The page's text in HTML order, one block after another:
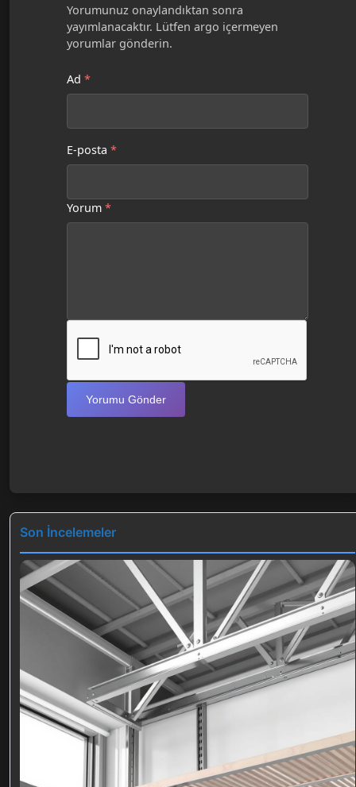
Yorumunuz onaylandıktan sonra
yayımlanacaktır. Lütfen argo içermeyen
yorumlar gönderin.
Ad *
E-posta *
Yorum *
Yorumu Gönder
Son İncelemeler